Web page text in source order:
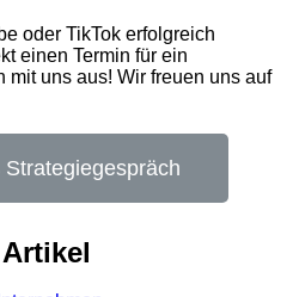
oder TikTok erfolgreich
einen Termin für ein
mit uns aus! Wir freuen uns auf